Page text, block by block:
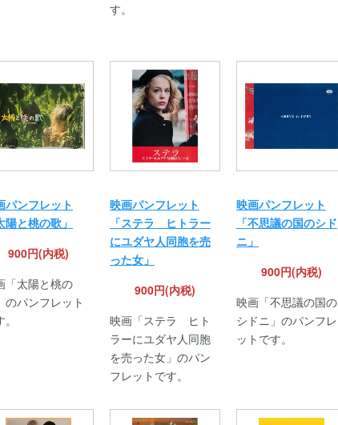
す。
パンフレット
陽と桃の歌」
900円(内税)
「太陽と桃の
のパンフレット
映画パンフレット
「ステラ ヒトラー
にユダヤ人同胞を売
った女」
900円(内税)
映画「ステラ ヒト
ラーにユダヤ人同胞
を売った女」のパン
フレットです。
映画パンフレット
「不思議の国のシド
ニ」
900円(内税)
映画「不思議の国の
シドニ」のパンフレ
ットです。